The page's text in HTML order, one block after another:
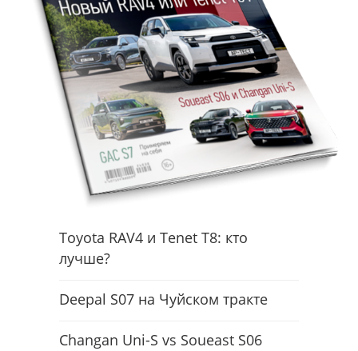
Toyota RAV4 и Tenet T8: кто
лучше?
Deepal S07 на Чуйском тракте
Changan Uni-S vs Soueast S06